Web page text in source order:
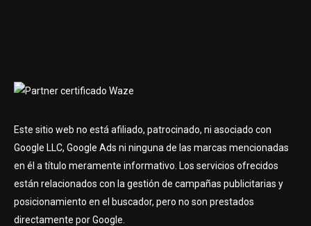
Este sitio web no está afiliado, patrocinado, ni asociado con
Google LLC, Google Ads ni ninguna de las marcas mencionadas
en él a título meramente informativo. Los servicios ofrecidos
están relacionados con la gestión de campañas publicitarias y
posicionamiento en el buscador, pero no son prestados
directamente por Google.